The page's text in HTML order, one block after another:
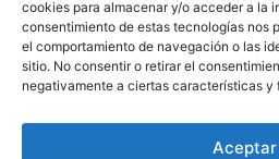
cookies para almacenar y/o acceder a la
consentimiento de estas tecnologías nos
el comportamiento de navegación o las
sitio. No consentir o retirar el
negativamente a ciertas características y
Aceptar